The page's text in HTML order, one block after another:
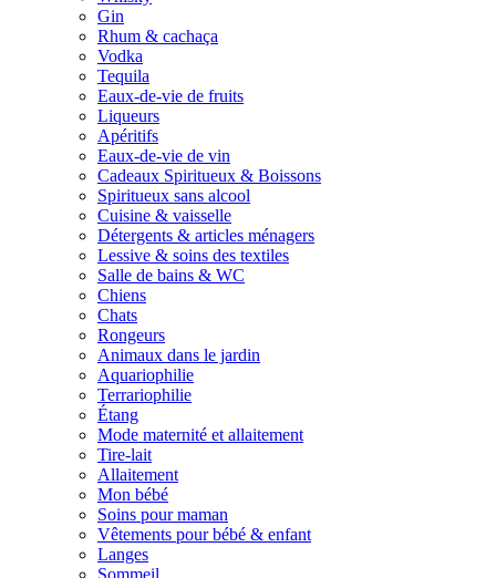
Gin
Rhum & cachaça
Vodka
Tequila
Eaux-de-vie de fruits
Liqueurs
Apéritifs
Eaux-de-vie de vin
Cadeaux Spiritueux & Boissons
Spiritueux sans alcool
Cuisine & vaisselle
Détergents & articles ménagers
Lessive & soins des textiles
Salle de bains & WC
Chiens
Chats
Rongeurs
Animaux dans le jardin
Aquariophilie
Terrariophilie
Étang
Mode maternité et allaitement
Tire-lait
Allaitement
Mon bébé
Soins pour maman
Vêtements pour bébé & enfant
Langes
Sommeil